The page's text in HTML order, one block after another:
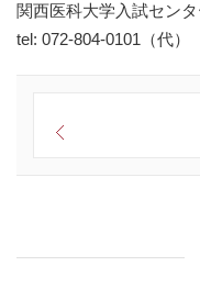
関西医科大学入試センタ
tel: 072-804-0101（代）